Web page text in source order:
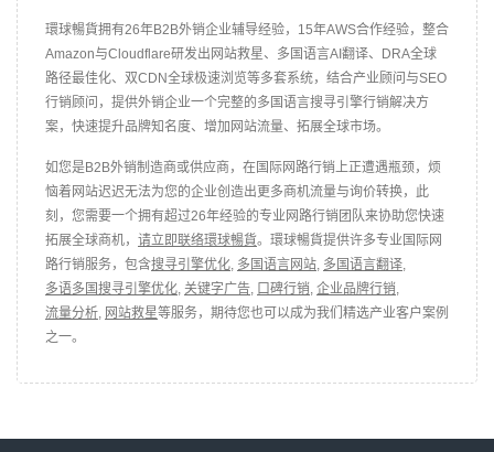
環球暢貨拥有26年B2B外销企业辅导经验，15年AWS合作经验，整合
Amazon与Cloudflare研发出网站救星、多国语言AI翻译、DRA全球
路径最佳化、双CDN全球极速浏览等多套系统，结合产业顾问与SEO
行销顾问，提供外销企业一个完整的多国语言搜寻引擎行销解决方
案，快速提升品牌知名度、增加网站流量、拓展全球市场。
如您是B2B外销制造商或供应商，在国际网路行销上正遭遇瓶颈，烦
恼着网站迟迟无法为您的企业创造出更多商机流量与询价转换，此
刻，您需要一个拥有超过26年经验的专业网路行销团队来协助您快速
拓展全球商机， 请立即联络環球暢貨。環球暢貨提供许多专业国际网
路行销服务，包含搜寻引擎优化, 多国语言网站, 多国语言翻译,
多语多国搜寻引擎优化, 关键字广告, 口碑行销, 企业品牌行销,
流量分析, 网站救星等服务，期待您也可以成为我们精选产业客户案例
之一。